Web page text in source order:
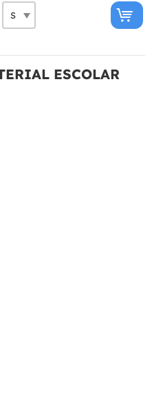
ESCOLAR